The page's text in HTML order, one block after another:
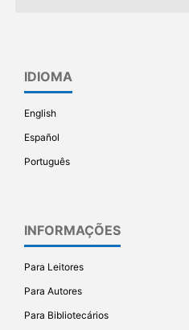
IDIOMA
English
Español
Português
INFORMAÇÕES
Para Leitores
Para Autores
Para Bibliotecários